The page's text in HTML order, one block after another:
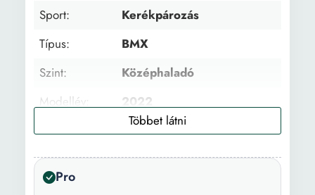
Sport:
Kerékpározás
Típus:
BMX
Szint:
Középhaladó
Modellév:
2022
Váz típus:
Hardtail
Túra kerékpár
típusa:
Szabadidős kerékpár
Pro